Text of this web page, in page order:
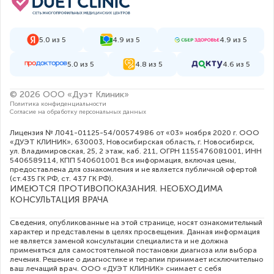
5.0 из 5 4.9 из 5 4.9 из 5
5.0 из 5 4.8 из 5 4.6 из 5
© 2026 ООО «Дуэт Клиник»
Политика конфиденциальности
Согласие на обработку персональных данных
Лицензия № Л041-01125-54/00574986 от «03» ноября 2020 г. ООО
«ДУЭТ КЛИНИК», 630003, Новосибирская область, г. Новосибирск,
ул. Владимировская, 25, 2 этаж, каб. 211, ОГРН 1155476081001, ИНН
5406589114, КПП 540601001 Вся информация, включая цены,
предоставлена для ознакомления и не является публичной офертой
(ст.435 ГК РФ, cт. 437 ГК РФ).
ИМЕЮТСЯ ПРОТИВОПОКАЗАНИЯ. НЕОБХОДИМА
КОНСУЛЬТАЦИЯ ВРАЧА
Сведения, опубликованные на этой странице, носят ознакомительный
характер и представлены в целях просвещения. Данная информация
не является заменой консультации специалиста и не должна
применяться для самостоятельной постановки диагноза или выбора
лечения. Решение о диагностике и терапии принимает исключительно
ваш лечащий врач. ООО «ДУЭТ КЛИНИК» снимает с себя